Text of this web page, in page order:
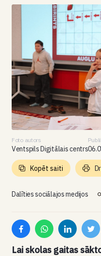
Foto autors
Ventspils Digitālais centrs
Dalīties sociālajos medijos
Kopēt saiti
Lai skolas gaitas